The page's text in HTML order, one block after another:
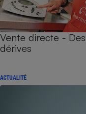
Vente directe -
dérives
ACTUALITÉ